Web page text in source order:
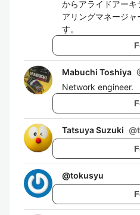
からアライドアーキ
アリングマネージャ
す。
Mabuchi Toshiya
Network engineer.
Tatsuya Suzuki @
@tokusyu